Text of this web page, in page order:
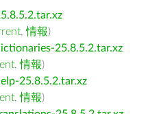
,情報)
25.8.5.2.tar.xz
,情報)
25.8.5.2.tar.xz
,情報)